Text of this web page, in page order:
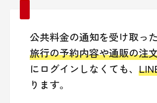
公共料金の通知を受け取っ
旅行の予約内容や通販の注
にログインしなくても、
ります。